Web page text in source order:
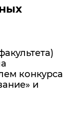
конкурса
и